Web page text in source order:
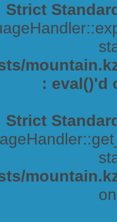
Strict
: eval()'d
Strict